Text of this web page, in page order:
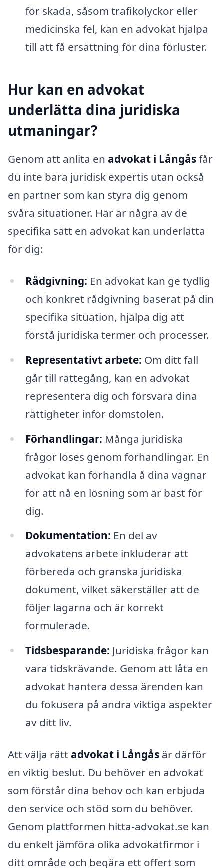
för skada, såsom trafikolyckor eller
medicinska fel, kan en advokat hjälpa
till att få ersättning för dina förluster.
Hur kan en advokat
underlätta dina juridiska
utmaningar?
Genom att anlita en advokat i Långåsfår
du inte bara juridisk expertis utan också
en partner som kan styra dig genom
svåra situationer. Här är några av de
specifika sätt en advokat kan underlätta
för dig:
Rådgivning: En advokat kan ge tydlig
och konkret rådgivning baserat på din
specifika situation, hjälpa dig att
förstå juridiska termer och processer.
Representativt arbete: Om ditt fall
går till rättegång, kan en advokat
representera dig och försvara dina
rättigheter inför domstolen.
Förhandlingar: Många juridiska
frågor löses genom förhandlingar. En
advokat kan förhandla å dina vägnar
för att nå en lösning som är bäst för
dig.
Dokumentation: En del av
advokatens arbete inkluderar att
förbereda och granska juridiska
dokument, vilket säkerställer att de
följer lagarna och är korrekt
formulerade.
Tidsbesparande: Juridiska frågor kan
vara tidskrävande. Genom att låta en
advokat hantera dessa ärenden kan
du fokusera på andra viktiga aspekter
av ditt liv.
Att välja rätt advokat i Långås är därför
en viktig beslut. Du behöver en advokat
som förstår dina behov och kan erbjuda
den service och stöd som du behöver.
Genom plattformen hitta-advokat.se kan
du enkelt jämföra olika advokatfirmor i
ditt område och begära ett offert som